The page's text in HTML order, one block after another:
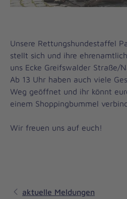
Unsere Rettungshundestaffel
stellt sich und ihre
uns Ecke Greifswalder Straße/
Ab 13 Uhr haben auch viele
Weg geöffnet und ihr könnt
einem Shoppingbummel
Wir freuen uns auf euch!
aktuelle Meldungen